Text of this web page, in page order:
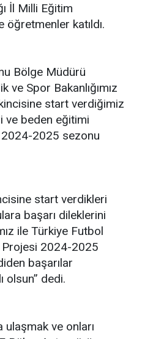
İl Milli Eğitim
katıldı.
Bölge Müdürü
ve Spor Bakanlığımız
start verdiğimiz
ve beden eğitimi
2025 sezonu
start verdikleri
başarı dileklerini
ile Türkiye Futbol
Projesi 2024-2025
başarılar
olsun” dedi.
ulaşmak ve onları